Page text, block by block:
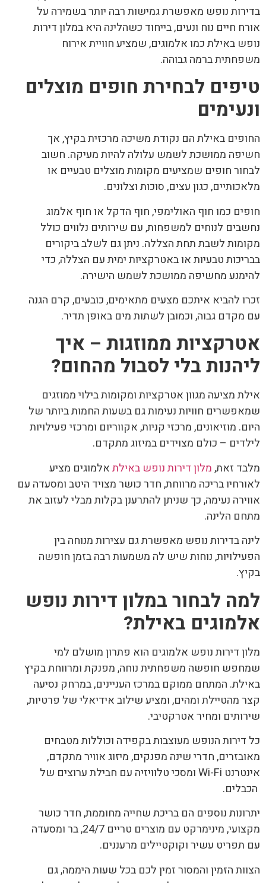
בדירות נופש מאפשרת גמישות רבה יותר בשמירה על
אורח חיים נוח ונעים, בייחוד כשהלינה היא במלון דירות
נופש באילת כמו אלמוגים, שמציע חוויית אירוח
משפחתית ברמה גבוהה.
טיפים לבחירת חופים מוצלים
ונעימים
החופים באילת הם נקודת משיכה מרכזית בקיץ, אך
חשיפה ממושכת לשמש עלולה להיות מעיקה. חשוב
לבחור חופים שמציעים מקומות מוצלים טבעיים או
מלאכותיים, כגון עצים, סוכות וצלונים.
חופים כמו חוף האולימפי, חוף הדקל או חוף אלמוג
נחשבים לנוחים למשפחות, עם שירותים נלווים כולל
מקומות לשבת תחת הצללה. ניתן גם לשלב ביקורים
בבריכות טבעיות או באטרקציות ימית עם הצללה, כדי
להימנע מחשיפה ממושכת לשמש הישירה.
זכרו להביא איתכם מצעים מתאימים, כובעים, קרם הגנה
עם מקדם גבוה, וכמובן לשתות מים באופן תדיר.
אטרקציות ממוזגות – איך
ליהנות בלי לסבול מהחום?
אילת מציעה מגוון אטרקציות ומקומות בילוי ממוזגים
שמאפשרים חוויות נעימות גם בשעות החמות ביותר של
היום. מוזיאונים, מרכזי קניות, אקווריום ומרכזי פעילויות
לילדים – כולם מצוידים במיזוג מתקדם.
מלבד זאת,מלון דירות נופש באילתאלמוגים מציע
לאורחיו בריכה מרווחת, חדר כושר מצויד היטב ומסעדה עם
אווירה נעימה, כך שניתן להתרענן בקלות מבלי לעזוב את
מתחם הלינה.
לינה בדירות נופש מאפשרת גם עצירות מנוחה בין
הפעילויות, נוחות שיש לה משמעות רבה בזמן חופשה
בקיץ.
למה לבחור במלון דירות נופש
אלמוגים באילת?
מלון דירות נופש אלמוגים הוא פתרון מושלם למי
שמחפש חופשה משפחתית נוחה, מפנקת ומרווחת בקיץ
באילת. המתחם ממוקם במרכז העניינים, במרחק נסיעה
קצר מהטיילת ומהים, ומציע שילוב אידיאלי של פרטיות,
שירותים ומחיר אטרקטיבי.
כל דירות הנופש מעוצבות בקפידה וכוללות מטבחים
מאובזרים, חדרי שינה מפנקים, מיזוג אוויר מתקדם,
אינטרנט Wi-Fi ומסכי טלוויזיה עם חבילת ערוצים של
הכבלים.
יתרונות נוספים הם בריכת שחייה מחוממת, חדר כושר
מקצועי, מינימרקט עם מוצרים טריים 24/7, בר ומסעדה
עם תפריט עשיר וקוקטיילים מרעננים.
הצוות הזמין והמסור זמין לכם בכל שעות היממה, גם